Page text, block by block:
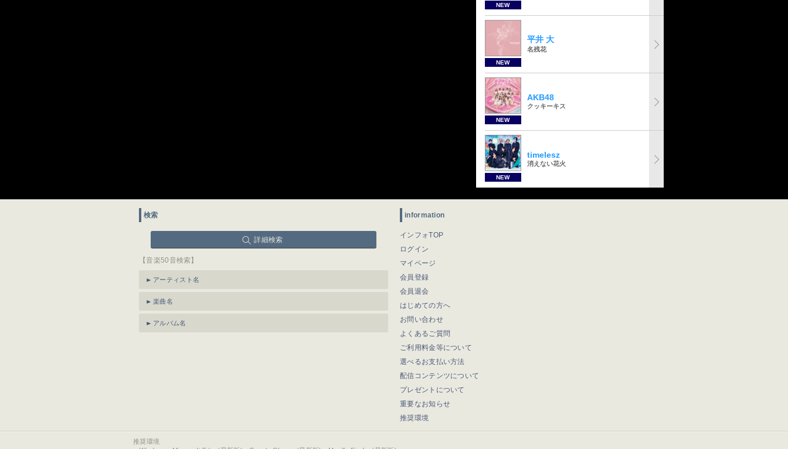
NEW
NEW
平井 大
名残花
NEW
AKB48
クッキーキス
NEW
timelesz
消えない花火
検索
詳細検索
【音楽50音検索】
アーティスト名
楽曲名
アルバム名
information
インフォTOP
ログイン
マイページ
会員登録
会員退会
はじめての方へ
お問い合わせ
よくあるご質問
ご利用料金等について
選べるお支払い方法
配信コンテンツについて
プレゼントについて
重要なお知らせ
推奨環境
推奨環境